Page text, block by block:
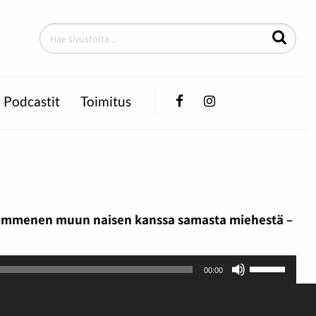
Podcastit Toimitus FacebookInstagram
muun naisen kanssa samasta miehestä –
00:00